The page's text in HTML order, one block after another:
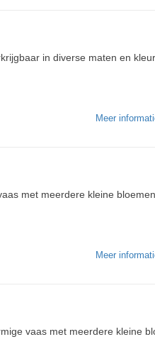
in diverse maten en
Meer
met meerdere kleine
Meer
vaas met meerdere kleine